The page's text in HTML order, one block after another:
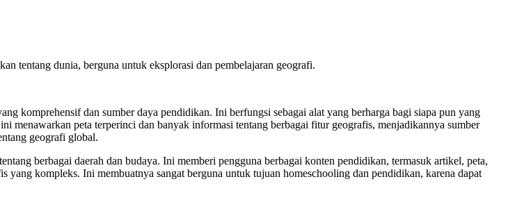
tentang dunia, berguna untuk eksplorasi dan pembelajaran geografi.
komprehensif dan sumber daya pendidikan. Ini berfungsi sebagai alat yang berharga bagi siapa pun yang
menawarkan peta terperinci dan banyak informasi tentang berbagai fitur geografis, menjadikannya sumber
geografi global.
berbagai daerah dan budaya. Ini memberi pengguna berbagai konten pendidikan, termasuk artikel, peta,
kompleks. Ini membuatnya sangat berguna untuk tujuan homeschooling dan pendidikan, karena dapat